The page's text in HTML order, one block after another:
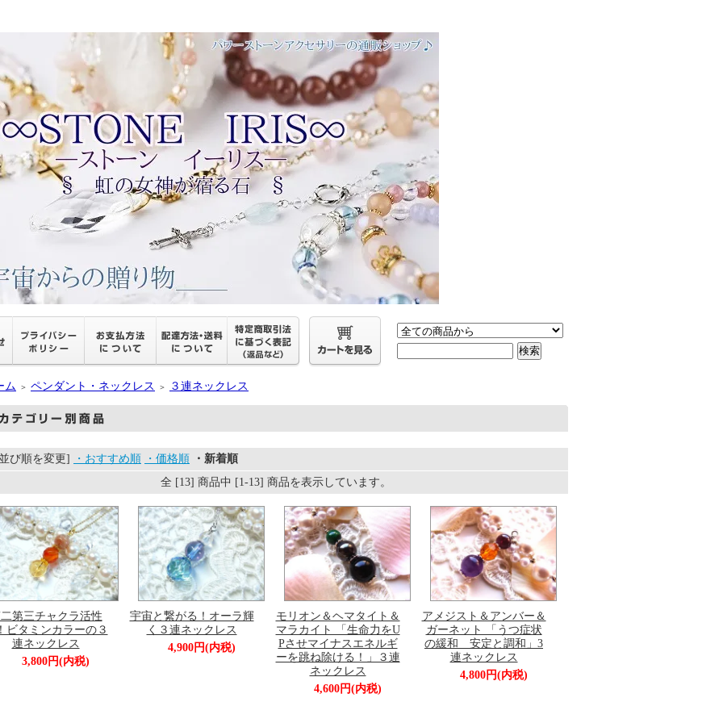
ム ＞ ペンダント・ネックレス ＞ ３連ネックレス
び順を変更] ・おすすめ順 ・価格順
・新着順
全 [13] 商品中 [1-13] 商品を表示しています。
第三チャクラ活性
ビタミンカラーの３
連ネックレス
3,800円(内税)
宇宙と繋がる！オーラ輝
く３連ネックレス
4,900円(内税)
モリオン＆ヘマタイト＆
マラカイト 「生命力をU
Pさせマイナスエネルギ
ーを跳ね除ける！」３連
ネックレス
4,600円(内税)
アメジスト＆アンバー＆
ガーネット 「うつ症状
の緩和 安定と調和」3
連ネックレス
4,800円(内税)